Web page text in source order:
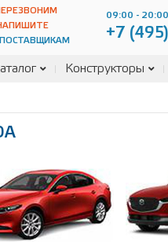
ПОСТАВЩИКАМ
09:00 - 20:00
+7
Конструкторы